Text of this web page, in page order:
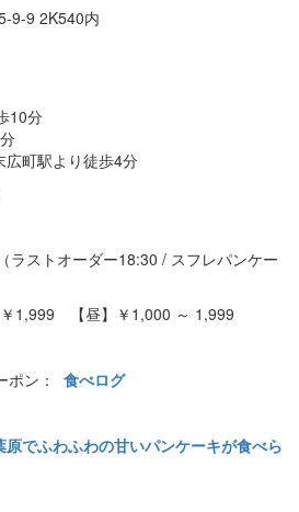
9‐9 2K540内
10分
広町駅より徒歩4分
ラストオーダー18:30 / スフレパンケー
1,999 【昼】￥1,000 ～ 1,999
ポン： 食べログ
原でふわふわの甘いパンケーキが食べら